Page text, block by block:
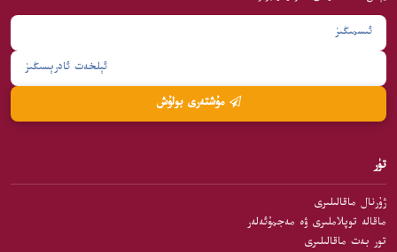
تۈر
ژۇرنال ماقالىلىرى
ماقالە توپلاملىرى ۋە مەجمۇئەلەر
تور بەت ماقالىلىرى